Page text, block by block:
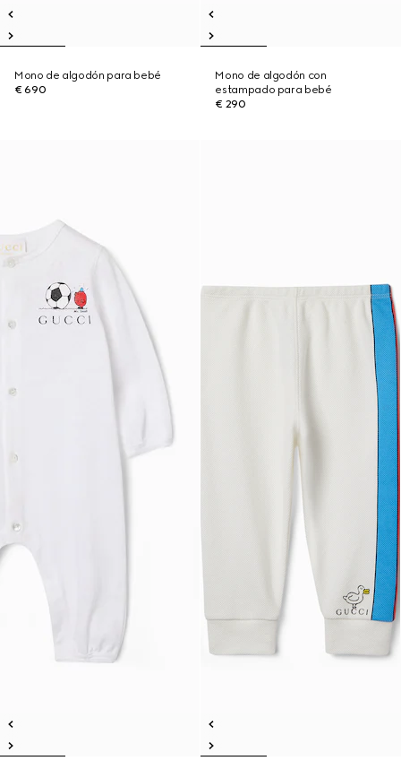
Mono de algodón para bebé
€ 690
Mono de algodón con
estampado para bebé
€ 290